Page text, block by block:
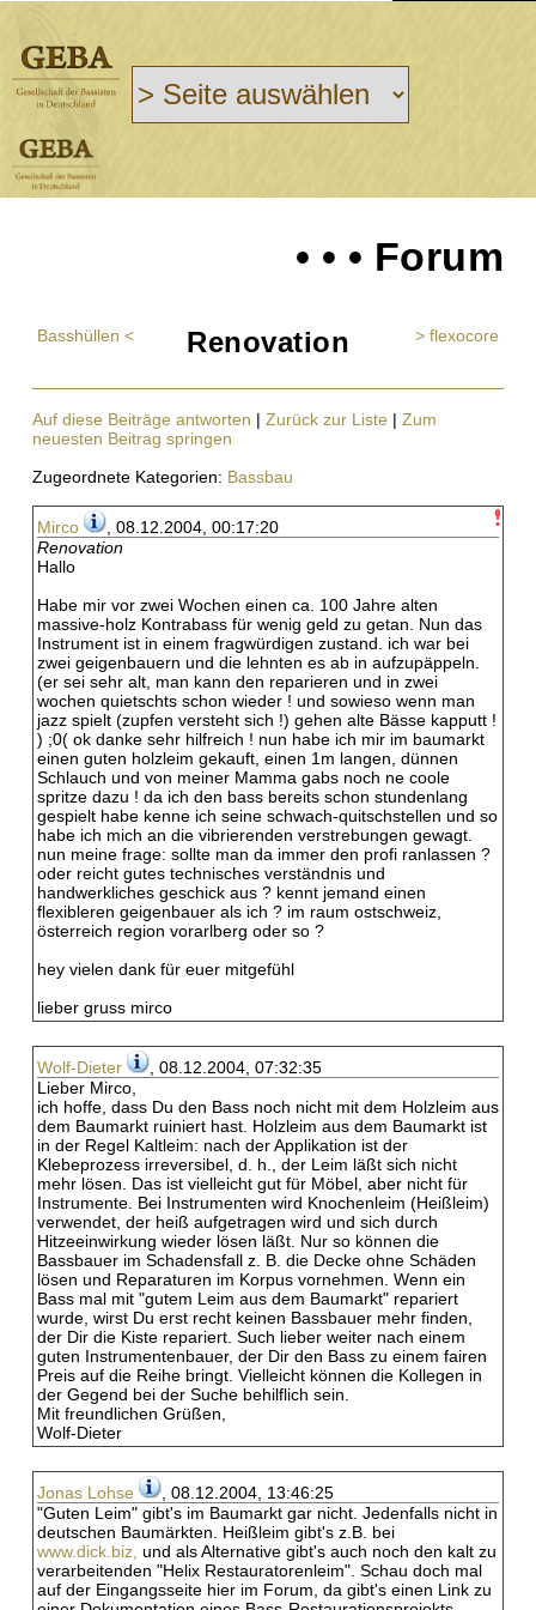
• • • Forum
Basshüllen < Renovation > flexocore
Auf diese Beiträge antworten | Zurück zur Liste | Zum
neuesten Beitrag springen
Zugeordnete Kategorien: Bassbau
Mirco
, 08.12.2004, 00:17:20
Renovation
Hallo
Habe mir vor zwei Wochen einen ca. 100 Jahre alten
massive-holz Kontrabass für wenig geld zu getan. Nun das
Instrument ist in einem fragwürdigen zustand. ich war bei
zwei geigenbauern und die lehnten es ab in aufzupäppeln.
(er sei sehr alt, man kann den reparieren und in zwei
wochen quietschts schon wieder ! und sowieso wenn man
jazz spielt (zupfen versteht sich !) gehen alte Bässe kapputt !
) ;0( ok danke sehr hilfreich ! nun habe ich mir im baumarkt
einen guten holzleim gekauft, einen 1m langen, dünnen
Schlauch und von meiner Mamma gabs noch ne coole
spritze dazu ! da ich den bass bereits schon stundenlang
gespielt habe kenne ich seine schwach-quitschstellen und so
habe ich mich an die vibrierenden verstrebungen gewagt.
nun meine frage: sollte man da immer den profi ranlassen ?
oder reicht gutes technisches verständnis und
handwerkliches geschick aus ? kennt jemand einen
flexibleren geigenbauer als ich ? im raum ostschweiz,
österreich region vorarlberg oder so ?
hey vielen dank für euer mitgefühl
lieber gruss mirco
Wolf-Dieter
, 08.12.2004, 07:32:35
Lieber Mirco,
ich hoffe, dass Du den Bass noch nicht mit dem Holzleim aus
dem Baumarkt ruiniert hast. Holzleim aus dem Baumarkt ist
in der Regel Kaltleim: nach der Applikation ist der
Klebeprozess irreversibel, d. h., der Leim läßt sich nicht
mehr lösen. Das ist vielleicht gut für Möbel, aber nicht für
Instrumente. Bei Instrumenten wird Knochenleim (Heißleim)
verwendet, der heiß aufgetragen wird und sich durch
Hitzeeinwirkung wieder lösen läßt. Nur so können die
Bassbauer im Schadensfall z. B. die Decke ohne Schäden
lösen und Reparaturen im Korpus vornehmen. Wenn ein
Bass mal mit "gutem Leim aus dem Baumarkt" repariert
wurde, wirst Du erst recht keinen Bassbauer mehr finden,
der Dir die Kiste repariert. Such lieber weiter nach einem
guten Instrumentenbauer, der Dir den Bass zu einem fairen
Preis auf die Reihe bringt. Vielleicht können die Kollegen in
der Gegend bei der Suche behilflich sein.
Mit freundlichen Grüßen,
Wolf-Dieter
Jonas Lohse
, 08.12.2004, 13:46:25
"Guten Leim" gibt's im Baumarkt gar nicht. Jedenfalls nicht in
deutschen Baumärkten. Heißleim gibt's z.B. bei
www.dick.biz, und als Alternative gibt's auch noch den kalt zu
verarbeitenden "Helix Restauratorenleim". Schau doch mal
auf der Eingangsseite hier im Forum, da gibt's einen Link zu